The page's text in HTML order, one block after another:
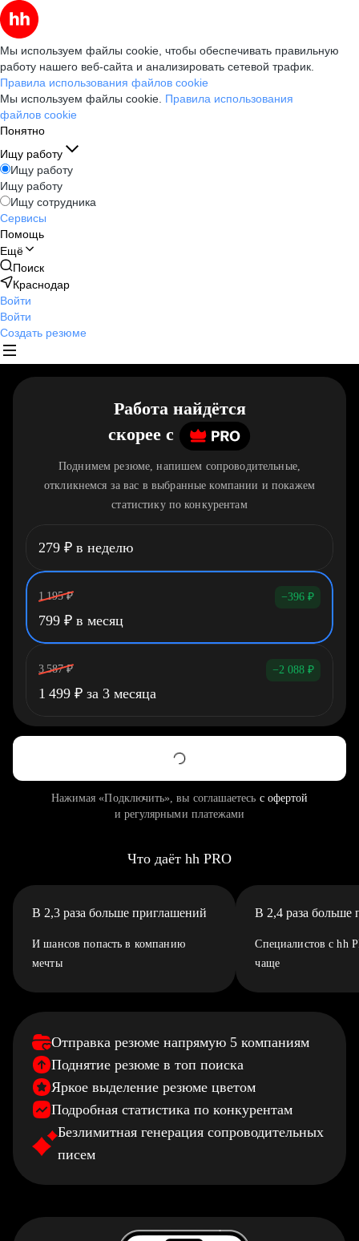
Мы используем файлы cookie, чтобы обеспечивать правильную
работу нашего веб-сайта и анализировать сетевой трафик.
Правила использования файлов cookie
Мы используем файлы cookie. Правила использования
файлов cookie
Понятно
Ищу работу
Ищу работу
Ищу работу
Ищу сотрудника
Сервисы
Помощь
Ещё
Поиск
Краснодар
Войти
Войти
Создать резюме
Работа найдётся
скорее c
Поднимем резюме, напишем сопроводительные,
откликнемся за вас в выбранные компании и покажем
статистику по конкурентам
279 ₽ в неделю
1 195 ₽ −396 ₽
799 ₽ в месяц
3 587 ₽ −2 088 ₽
1 499 ₽ за 3 месяца
Нажимая «Подключить», вы соглашаетесь с офертой
и регулярными платежами
Что даёт hh PRO
В 2,3 раза больше приглашений
И шансов попасть в компанию
мечты
В 2,4 раза больше
Специалистов с hh
чаще
Отправка резюме напрямую 5 компаниям
Поднятие резюме в топ поиска
Яркое выделение резюме цветом
Подробная статистика по конкурентам
Безлимитная генерация сопроводительных
писем